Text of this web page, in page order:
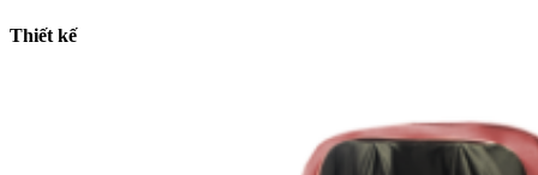
Thiết kế